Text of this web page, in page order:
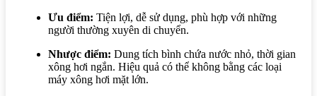
Ưu điểm: Tiện lợi, dễ sử dụng, phù hợp với những
người thường xuyên di chuyển.
Nhược điểm: Dung tích bình chứa nước nhỏ, thời gian
xông hơi ngắn. Hiệu quả có thể không bằng các loại
máy xông hơi mặt lớn.